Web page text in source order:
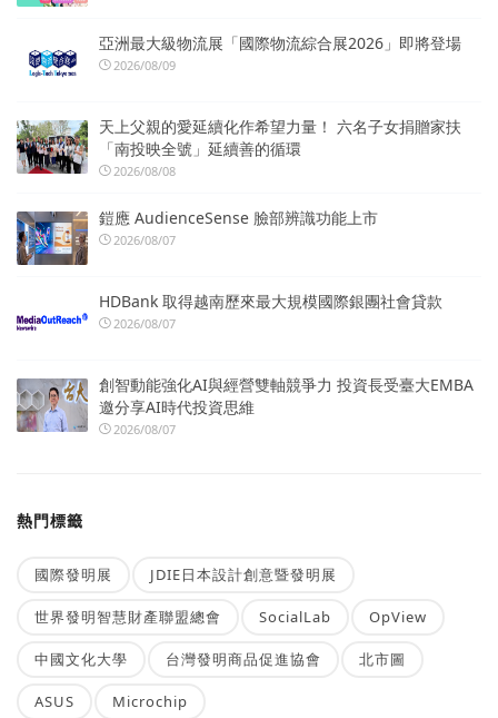
亞洲最大級物流展「國際物流綜合展2026」即將登場
2026/08/09
天上父親的愛延續化作希望力量！ 六名子女捐贈家扶
「南投映全號」延續善的循環
2026/08/08
鎧應 AudienceSense 臉部辨識功能上市
2026/08/07
HDBank 取得越南歷來最大規模國際銀團社會貸款
2026/08/07
創智動能強化AI與經營雙軸競爭力 投資長受臺大EMBA
邀分享AI時代投資思維
2026/08/07
熱門標籤
國際發明展 JDIE日本設計創意暨發明展
世界發明智慧財產聯盟總會 SocialLab OpView
中國文化大學 台灣發明商品促進協會 北市圖
ASUS Microchip